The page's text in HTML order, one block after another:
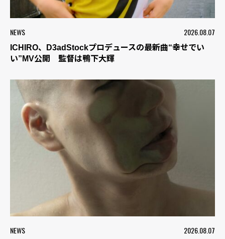
NEWS 2026.08.07
ICHIRO、D3adStockプロデュースの最新曲“幸せでい
い”MV公開 監督は鴨下大輝
NEWS 2026.08.07